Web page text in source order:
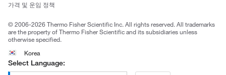
가격 및 운임 정책
© 2006-2026 Thermo Fisher Scientific Inc. All rights reserved. All trademarks
are the property of Thermo Fisher Scientific and its subsidiaries unless
otherwise specified.
Korea
Select Language: